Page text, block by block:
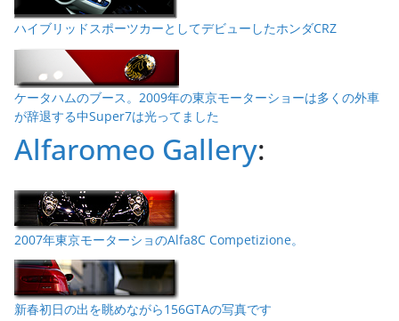
ハイブリッドスポーツカーとしてデビューしたホンダCRZ
ケータハムのブース。2009年の東京モーターショーは多くの外車
が辞退する中Super7は光ってました
Alfaromeo Gallery:
2007年東京モーターショのAlfa8C Competizione。
新春初日の出を眺めながら156GTAの写真です